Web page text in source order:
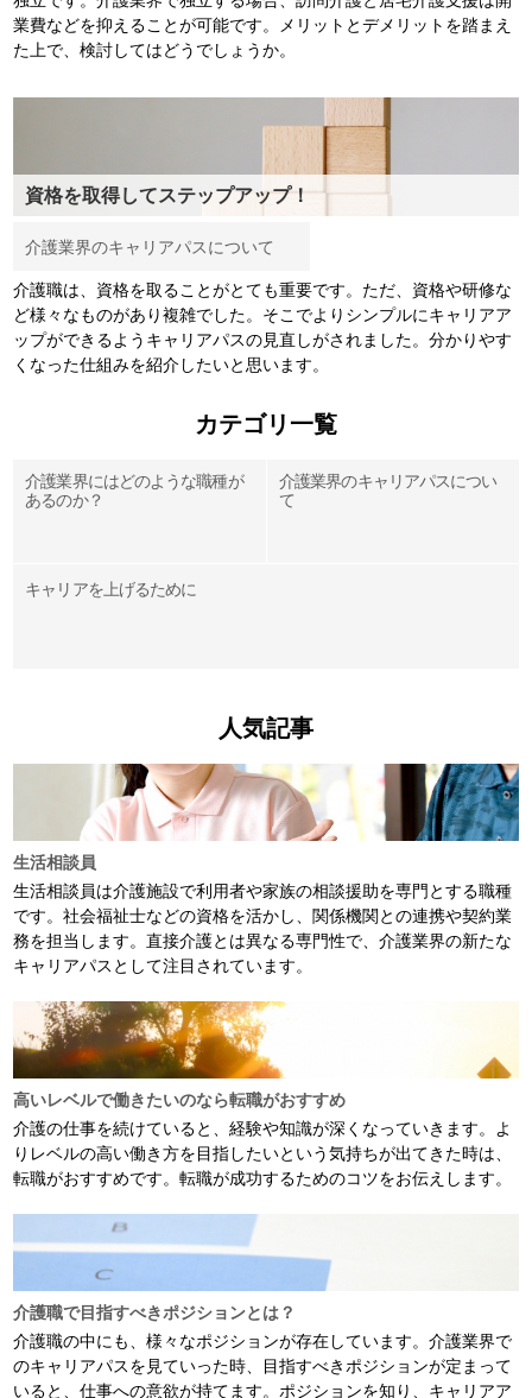
業費などを抑えることが可能です。メリットとデメリットを踏まえ
た上で、検討してはどうでしょうか。
資格を取得してステップアップ！
介護業界のキャリアパスについて
介護職は、資格を取ることがとても重要です。ただ、資格や研修な
ど様々なものがあり複雑でした。そこでよりシンプルにキャリアア
ップができるようキャリアパスの見直しがされました。分かりやす
くなった仕組みを紹介したいと思います。
カテゴリ一覧
介護業界にはどのような職種が
あるのか？
介護業界のキャリアパスについ
て
キャリアを上げるために
人気記事
生活相談員
生活相談員は介護施設で利用者や家族の相談援助を専門とする職種
です。社会福祉士などの資格を活かし、関係機関との連携や契約業
務を担当します。直接介護とは異なる専門性で、介護業界の新たな
キャリアパスとして注目されています。
高いレベルで働きたいのなら転職がおすすめ
介護の仕事を続けていると、経験や知識が深くなっていきます。よ
りレベルの高い働き方を目指したいという気持ちが出てきた時は、
転職がおすすめです。転職が成功するためのコツをお伝えします。
介護職で目指すべきポジションとは？
介護職の中にも、様々なポジションが存在しています。介護業界で
のキャリアパスを見ていった時、目指すべきポジションが定まって
いると、仕事への意欲が持てます。ポジションを知り、キャリアア